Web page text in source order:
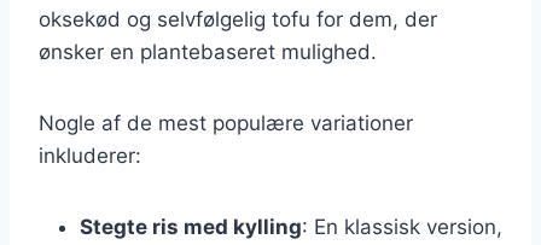
oksekød og selvfølgelig tofu for dem, der
ønsker en plantebaseret mulighed.
Nogle af de mest populære variationer
inkluderer:
Stegte ris med kylling: En klassisk version,